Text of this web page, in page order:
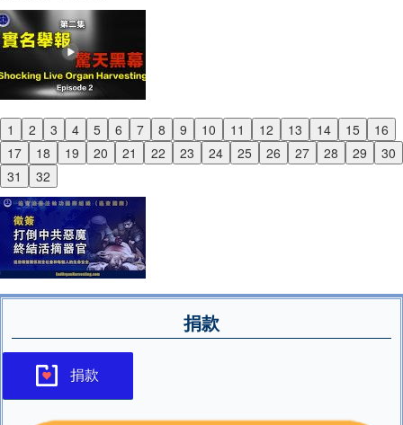
1 2 3 4 5 6 7 8 9 10 11 12 13 14 15
16
17
18 19 20 21 22 23 24 25 26 27 28 29
30
31
32
Previous
Next
捐款
捐款